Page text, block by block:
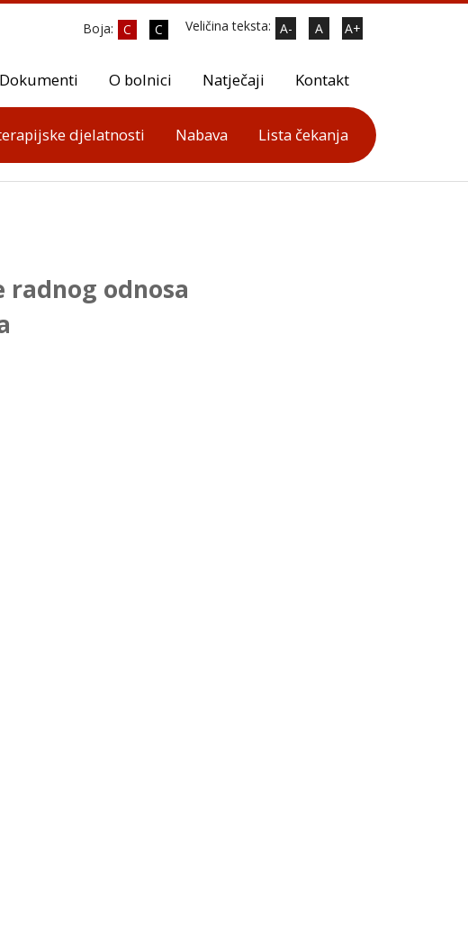
C C
Boja: A- A A+
Veličina teksta:
Dokumenti O bolnici Natječaji Kontakt
djelatnosti Nabava Lista čekanja
radnog odnosa